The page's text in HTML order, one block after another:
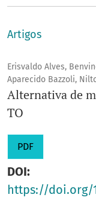
Artigos
Erisvaldo Alves,
Aparecido Bazzoli,
Alternativa de
TO
PDF
DOI:
https://doi.org/